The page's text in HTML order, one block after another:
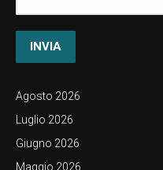
INVIA
Agosto 2026
Luglio 2026
Giugno 2026
Maggio 2026